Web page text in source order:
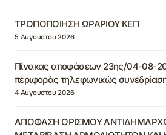
ΤΡΟΠΟΠΟΙΗΣΗ ΩΡΑΡΙΟΥ ΚΕΠ
5 Αυγούστου 2026
Πίνακας αποφάσεων 23ης/04-08-
περιφοράς τηλεφωνικώς
4 Αυγούστου 2026
ΑΠΟΦΑΣΗ ΟΡΙΣΜΟΥ